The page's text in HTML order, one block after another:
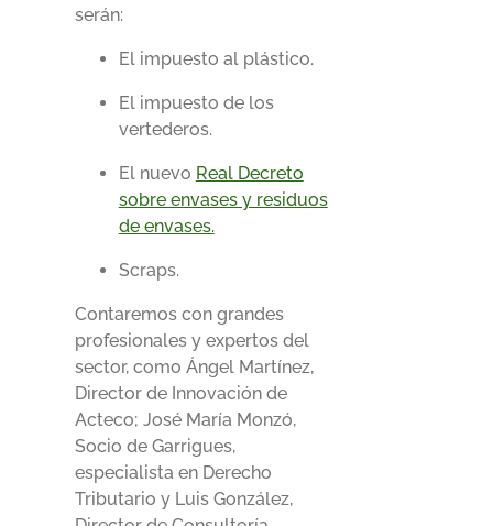
serán:
El impuesto al plástico.
El impuesto de los
vertederos.
El nuevo Real Decreto
sobre envases y residuos
de envases.
Scraps.
Contaremos con grandes
profesionales y expertos del
sector, como Ángel Martínez,
Director de Innovación de
Acteco; José María Monzó,
Socio de Garrigues,
especialista en Derecho
Tributario y Luis González,